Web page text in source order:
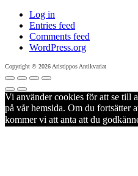
Log in
Entries feed
Comments feed
WordPress.org
Copyright © 2026 Aristippos Antikvariat
Vi använder cookies för att se till
på vår hemsida. Om du fortsätter
kommer vi att anta att du